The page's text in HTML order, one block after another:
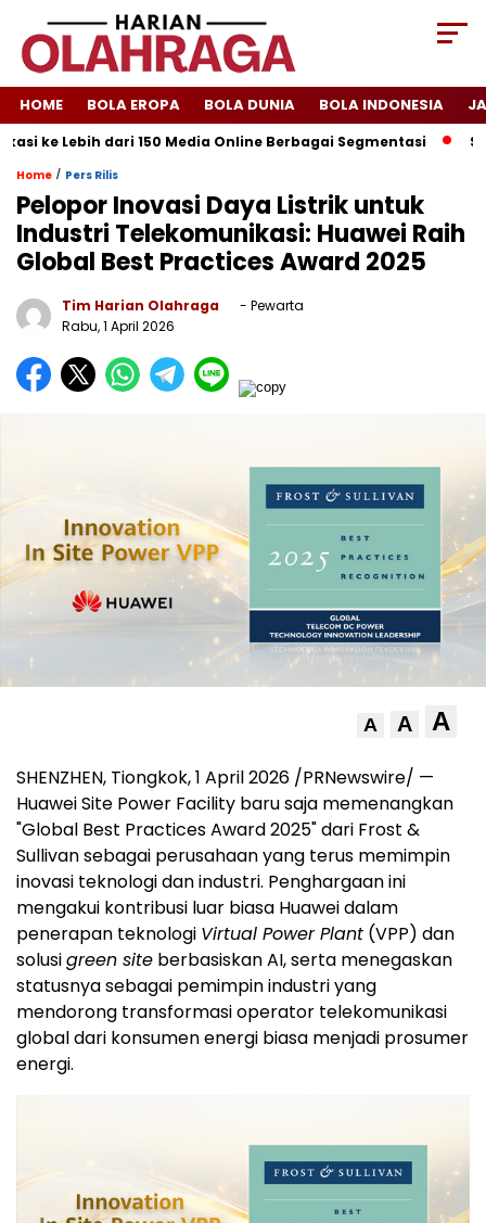
HOME BOLA EROPA BOLA DUNIA BOLA INDONESIA
Lebih dari 150 Media Online Berbagai Segmentasi
Home / Pers Rilis
Pelopor Inovasi Daya Listrik untuk
Industri Telekomunikasi: Huawei Raih
Global Best Practices Award 2025
Tim Harian Olahraga
- Pewarta
Rabu, 1 April 2026
A A A
SHENZHEN, Tiongkok, 1 April 2026 /PRNewswire/ —
Huawei Site Power Facility baru saja memenangkan
"Global Best Practices Award 2025" dari Frost &
Sullivan sebagai perusahaan yang terus memimpin
inovasi teknologi dan industri. Penghargaan ini
mengakui kontribusi luar biasa Huawei dalam
penerapan teknologi Virtual Power Plant (VPP) dan
solusigreen site berbasiskan AI, serta menegaskan
statusnya sebagai pemimpin industri yang
mendorong transformasi operator telekomunikasi
global dari konsumen energi biasa menjadi prosumer
energi.